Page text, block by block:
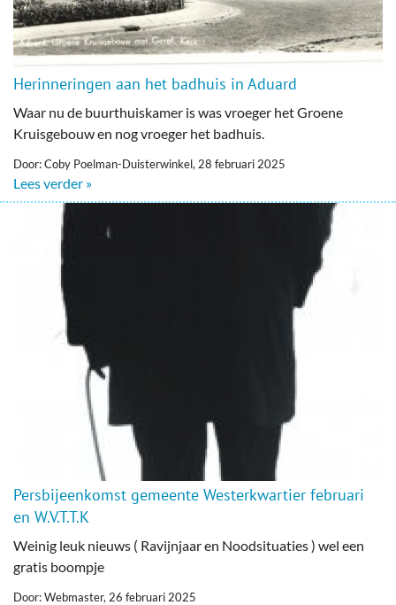
Herinneringen aan het badhuis in Aduard
Waar nu de buurthuiskamer is was vroeger het Groene
Kruisgebouw en nog vroeger het badhuis.
Door: Coby Poelman-Duisterwinkel, 28 februari 2025
Lees verder »
Persbijeenkomst gemeente Westerkwartier februari
en W.V.T.T.K
Weinig leuk nieuws ( Ravijnjaar en Noodsituaties ) wel een
gratis boompje
Door: Webmaster, 26 februari 2025